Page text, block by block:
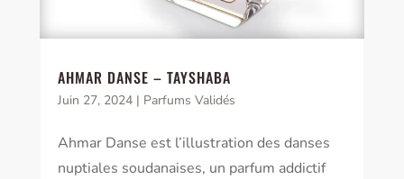
AHMAR DANSE – TAYSHABA
Juin 27, 2024| Parfums Validés
Ahmar Danse est l’illustration des danses
nuptiales soudanaises, un parfum addictif